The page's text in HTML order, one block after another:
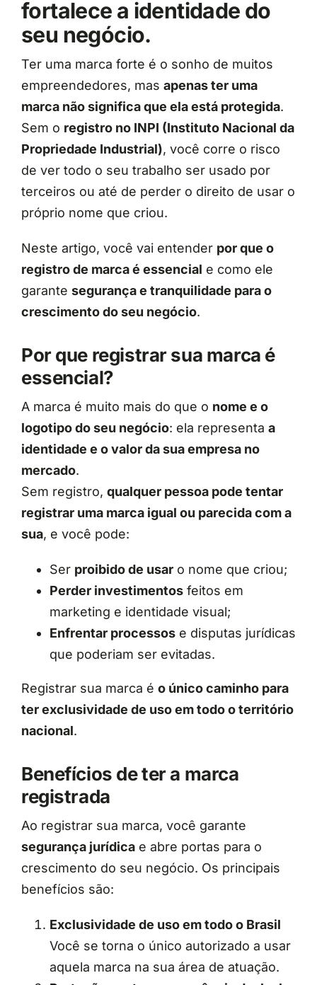
fortalece a identidade do
seu negócio.
Ter uma marca forte é o sonho de muitos
empreendedores, mas apenas ter uma
marca não significa que ela está protegida.
Sem o registro no INPI (Instituto Nacional da
Propriedade Industrial), você corre o risco
de ver todo o seu trabalho ser usado por
terceiros ou até de perder o direito de usar o
próprio nome que criou.
Neste artigo, você vai entender por que o
registro de marca é essencial e como ele
garante segurança e tranquilidade para o
crescimento do seu negócio.
Por que registrar sua marca é
essencial?
A marca é muito mais do que o nome e o
logotipo do seu negócio: ela representa a
identidade e o valor da sua empresa no
mercado.
Sem registro, qualquer pessoa pode tentar
registrar uma marca igual ou parecida com a
sua, e você pode:
Ser proibido de usaro nome que criou;
Perder investimentosfeitos em
marketing e identidade visual;
Enfrentar processose disputas jurídicas
que poderiam ser evitadas.
Registrar sua marca é o único caminho para
ter exclusividade de uso em todo o território
nacional.
Benefícios de ter a marca
registrada
Ao registrar sua marca, você garante
segurança jurídicae abre portas para o
crescimento do seu negócio. Os principais
benefícios são:
Exclusividade de uso em todo o Brasil
Você se torna o único autorizado a usar
aquela marca na sua área de atuação.